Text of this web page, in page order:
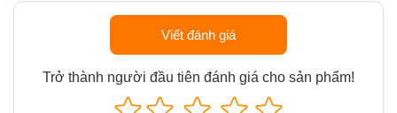
Viết đánh giá
Trở thành người đầu tiên đánh giá cho sản phẩm!